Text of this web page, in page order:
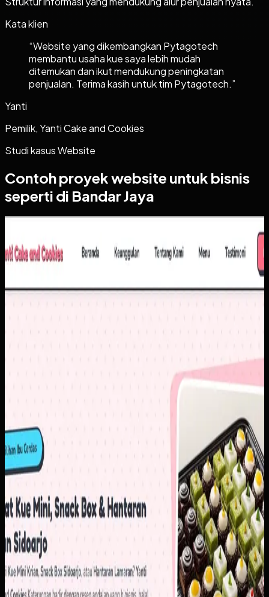
Kata klien
“Website yang dikembangkan Pytagotech
membantu usaha kue saya lebih mudah
ditemukan dan ikut mendukung peningkatan
penjualan. Terima kasih untuk tim Pytagotech.”
Yanti
Pemilik, Yanti Cake and Cookies
Studi kasusWebsite
Contoh proyekwebsite untuk bisnis
seperti di Bandar Jaya
Yanti Cake & Cookies
produk. Di saat yang sama, brand membutuhkan tampilan
terstruktur, informasi produk yang mudah dipindai, dan CTA
order yang langsung mengarah ke alur komunikasi utama.
Hasilnya, pelanggan bisa memahami pilihan produk lebih
cepat sebelum masuk ke percakapan penjualan.
Baca studi kasus lengkap